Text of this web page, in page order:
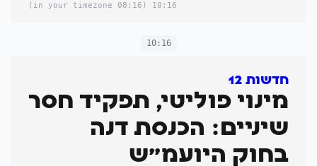
10:16
(08:16 in your timezone)
10:16
חדשות 12
מינוי פוליטי, תפקיד חסר
שיניים: הכנסת דנה
בחוק היועמ"ש